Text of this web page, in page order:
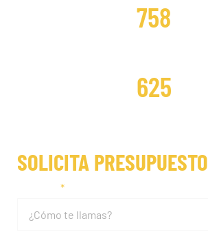
SOLICITA PRESUPUESTO
758
625